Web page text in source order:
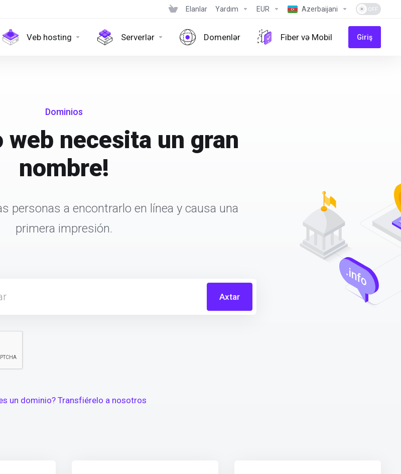
Elanlar Yardım EUR Azerbaijani
Veb hosting Serverlər Domenlər Fiber və Mobil Giriş
Dominios
web necesita un gran
nombre!
personas a encontrarlo en línea y causa una
primera impresión.
Axtar
un dominio? Transfiérelo a nosotros